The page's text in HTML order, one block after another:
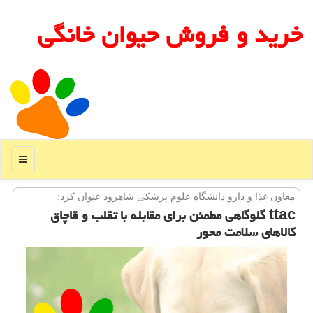
خرید و فروش حیوان خانگی
منو
معاون غذا و دارو دانشگاه علوم پزشكی شاهرود عنوان كرد:
ttac گلوگاهی مطمئن برای مقابله با تقلب و قاچاق
كالاهای سلامت محور